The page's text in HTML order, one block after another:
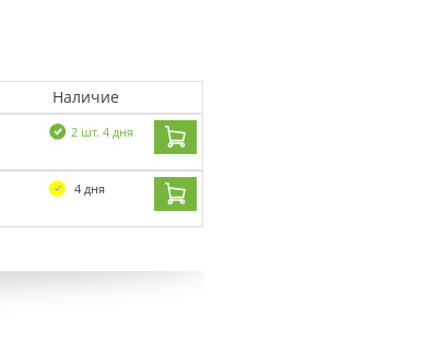
Наличие
2 шт. 4 дня
4 дня